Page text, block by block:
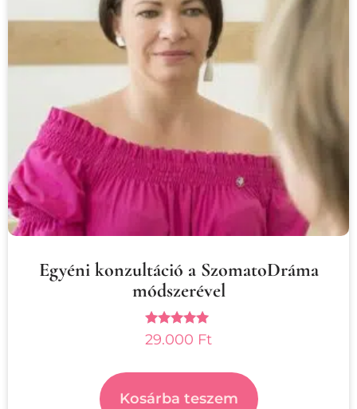
Egyéni konzultáció a SzomatoDráma
módszerével
Értékelés:
5.00
29.000 Ft
Kosárba teszem